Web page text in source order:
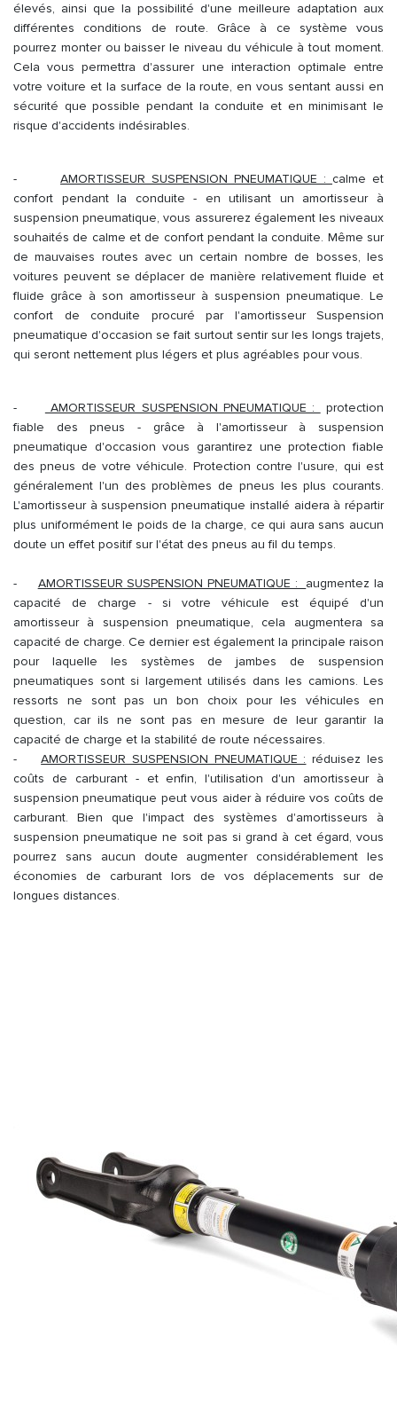
élevés, ainsi que la possibilité d'une meilleure adaptation aux
différentes conditions de route. Grâce à ce système vous
pourrez monter ou baisser le niveau du véhicule à tout moment.
Cela vous permettra d'assurer une interaction optimale entre
votre voiture et la surface de la route, en vous sentant aussi en
sécurité que possible pendant la conduite et en minimisant le
risque d'accidents indésirables.
- AMORTISSEUR SUSPENSION PNEUMATIQUE : calme et
confort pendant la conduite - en utilisant un amortisseur à
suspension pneumatique, vous assurerez également les niveaux
souhaités de calme et de confort pendant la conduite. Même sur
de mauvaises routes avec un certain nombre de bosses, les
voitures peuvent se déplacer de manière relativement fluide et
fluide grâce à son amortisseur à suspension pneumatique. Le
confort de conduite procuré par l'amortisseur Suspension
pneumatique d'occasion se fait surtout sentir sur les longs trajets,
qui seront nettement plus légers et plus agréables pour vous.
- AMORTISSEUR SUSPENSION PNEUMATIQUE :
protection
fiable des pneus - grâce à l'amortisseur à suspension
pneumatique d'occasion vous garantirez une protection fiable
des pneus de votre véhicule. Protection contre l'usure, qui est
généralement l'un des problèmes de pneus les plus courants.
L'amortisseur à suspension pneumatique installé aidera à répartir
plus uniformément le poids de la charge, ce qui aura sans aucun
doute un effet positif sur l'état des pneus au fil du temps.
- AMORTISSEUR SUSPENSION PNEUMATIQUE : augmentez la
capacité de charge - si votre véhicule est équipé d'un
amortisseur à suspension pneumatique, cela augmentera sa
capacité de charge. Ce dernier est également la principale raison
pour laquelle les systèmes de jambes de suspension
pneumatiques sont si largement utilisés dans les camions. Les
ressorts ne sont pas un bon choix pour les véhicules en
question, car ils ne sont pas en mesure de leur garantir la
capacité de charge et la stabilité de route nécessaires.
-AMORTISSEUR SUSPENSION PNEUMATIQUE : réduisez les
coûts de carburant - et enfin, l'utilisation d'un amortisseur à
suspension pneumatique peut vous aider à réduire vos coûts de
carburant. Bien que l'impact des systèmes d'amortisseurs à
suspension pneumatique ne soit pas si grand à cet égard, vous
pourrez sans aucun doute augmenter considérablement les
économies de carburant lors de vos déplacements sur de
longues distances.